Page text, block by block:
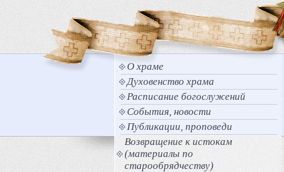
О храме
Духовенство храма
Расписание богослужений
События, новости
Публикации, проповеди
Возвращение к истокам
(материалы по
старообрядчеству)